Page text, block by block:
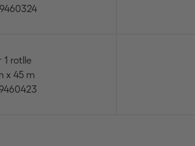
1 rotlle
x 45 m